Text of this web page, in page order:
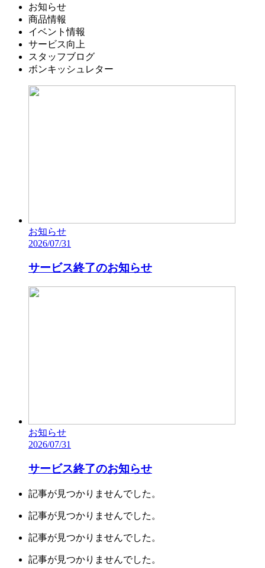
お知らせ
商品情報
イベント情報
サービス向上
スタッフブログ
ボンキッシュレター
お知らせ
2026/07/31
サービス終了のお知らせ
お知らせ
2026/07/31
サービス終了のお知らせ
記事が見つかりませんでした。
記事が見つかりませんでした。
記事が見つかりませんでした。
記事が見つかりませんでした。